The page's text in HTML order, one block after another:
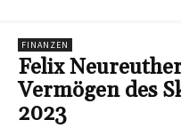
FINANZEN
Felix
Vermögen des
2023